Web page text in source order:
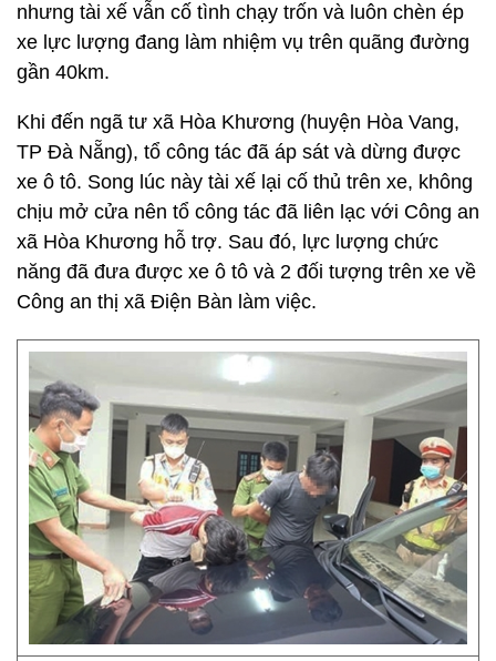
nhưng tài xế vẫn cố tình chạy trốn và luôn chèn ép
xe lực lượng đang làm nhiệm vụ trên quãng đường
gần 40km.
Khi đến ngã tư xã Hòa Khương (huyện Hòa Vang,
TP Đà Nẵng), tổ công tác đã áp sát và dừng được
xe ô tô. Song lúc này tài xế lại cố thủ trên xe, không
chịu mở cửa nên tổ công tác đã liên lạc với Công an
xã Hòa Khương hỗ trợ. Sau đó, lực lượng chức
năng đã đưa được xe ô tô và 2 đối tượng trên xe về
Công an thị xã Điện Bàn làm việc.